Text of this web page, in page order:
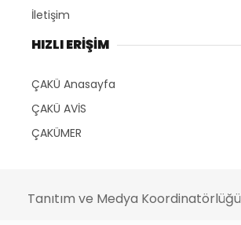
İletişim
HIZLI ERİŞİM
ÇAKÜ Anasayfa
ÇAKÜ AVİS
ÇAKÜMER
Tanıtım ve Medya Koordinatörlüğü